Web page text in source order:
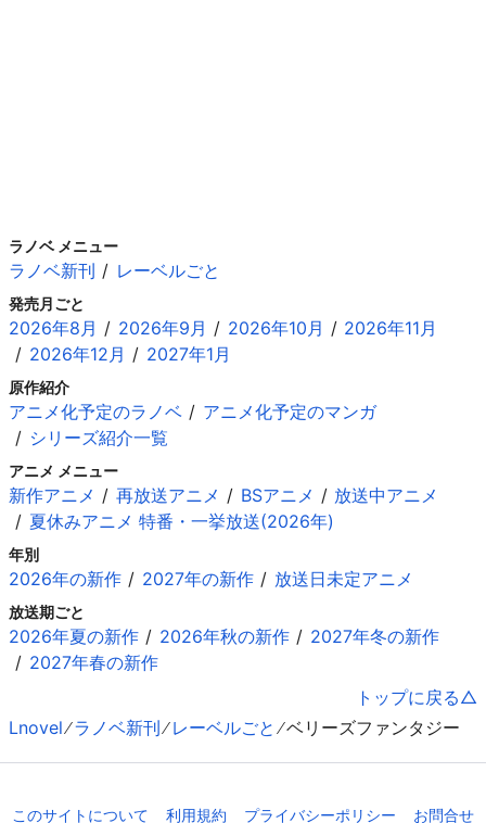
ラノベ メニュー
ラノベ新刊 レーベルごと
発売月ごと
2026年8月 2026年9月 2026年10月
2026年11月
2026年12月
2027年1月
原作紹介
アニメ化予定のラノベ
アニメ化予定のマンガ
シリーズ紹介一覧
アニメ メニュー
新作アニメ 再放送アニメ BSアニメ
放送中アニメ
夏休みアニメ 特番・一挙放送(2026年)
年別
2026年の新作 2027年の新作 放送日未定アニメ
放送期ごと
2026年夏の新作 2026年秋の新作
2027年冬の新作
2027年春の新作
トップに戻る
Lnovel ラノベ新刊 レーベルごと ベリーズファンタジー
このサイトについて 利用規約 プライバシーポリシー お問合せ